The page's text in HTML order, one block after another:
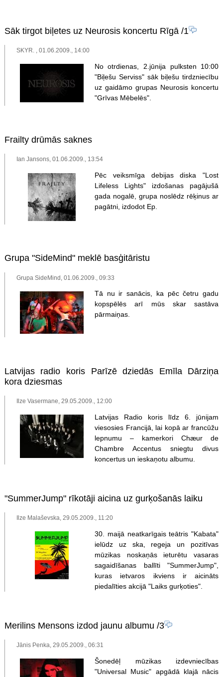
Sāk tirgot biļetes uz Neurosis koncertu Rīgā/1
SKYR. , 01.06.2009., 14:00
No otrdienas, 2.jūnija pulksten 10:00
"Biļešu Serviss" sāk biļešu tirdzniecību
uz gaidāmo grupas Neurosis koncertu
"Grīvas Mēbelēs".
Frailty drūmās saknes
Ian Jansons, 01.06.2009., 13:54
Pēc veiksmīga debijas diska "Lost
Lifeless Lights" izdošanas pagājušā
gada nogalē, grupa noslēdz rēķinus ar
pagātni, izdodot Ep.
Grupa "SideMind" meklē basģitāristu
Grupa SideMind, 01.06.2009., 09:33
Tā nu ir sanācis, ka pēc četru gadu
kopspēlēs arī mūs skar sastāva
pārmaiņas.
Latvijas radio koris Parīzē dziedās Emīla Dārziņa
kora dziesmas
Ilze Vasermane, 29.05.2009., 12:00
Latvijas Radio koris līdz 6. jūnijam
viesosies Francijā, lai kopā ar francūžu
lepnumu – kamerkori Chæur de
Chambre Accentus sniegtu divus
koncertus un ieskaņotu albumu.
"SummerJump" rīkotāji aicina uz gurķošanās laiku
Ilze Malaševska, 29.05.2009., 11:20
30. maijā neatkarīgais teātris "Kabata"
ielūdz uz ska, regeja un pozitīvas
mūzikas noskaņās ieturētu vasaras
sagaidīšanas ballīti "SummerJump",
kuras ietvaros ikviens ir aicināts
piedalīties akcijā "Laiks gurķoties".
Merilins Mensons izdod jaunu albumu /3
Jānis Penka, 29.05.2009., 06:31
Šonedēļ mūzikas izdevniecības
"Universal Music" apgādā klajā nācis